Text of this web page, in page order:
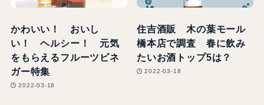
かわいい！ おいし
い！ ヘルシー！ 元気
をもらえるフルーツビネ
ガー特集
2022-03-18
住吉酒販 木の葉モール
橋本店で調査 春に飲み
たいお酒トップ5は？
2022-03-18